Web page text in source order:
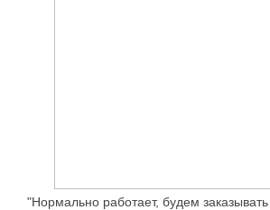
"Нормально работает, будем